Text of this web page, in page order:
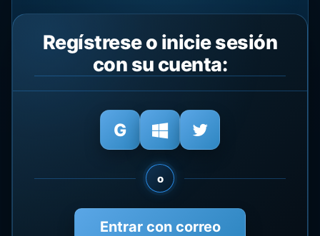
Regístrese o inicie sesión
con su cuenta:
o
Entrar con correo